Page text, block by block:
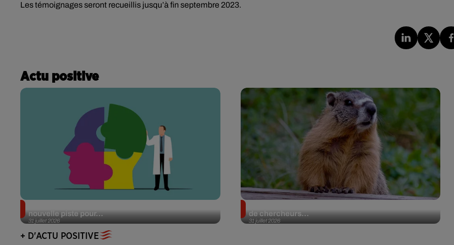
Les témoignages seront recueillis jusqu’à fin septembre 2023.
Actu positive
31 juillet 2026
nouvelle piste pour...
31 juillet 2026
de chercheurs...
+ D'ACTU POSITIVE